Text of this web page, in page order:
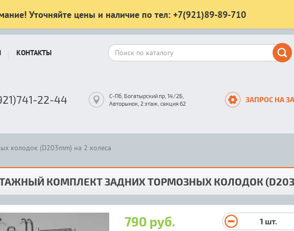
Уточняйте цены и наличие по тел: +7(921)89-89-710
КОНТАКТЫ
22-44
С-Пб, Богатырский пр, 14/2Б,
Авторынок, 2 этаж, секция 62
ЗАПРОС НА
колодок (D203mm) на 2 колеса
КОМПЛЕКТ ЗАДНИХ ТОРМОЗНЫХ КОЛОДОК
790 руб. 1 шт.